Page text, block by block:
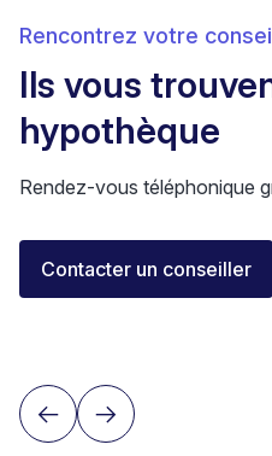
Rencontrez votre
Ils vous
hypothèque
Rendez-vous téléphonique
Contacter un conseiller
Elisa Longo
Conseillère financière IAF